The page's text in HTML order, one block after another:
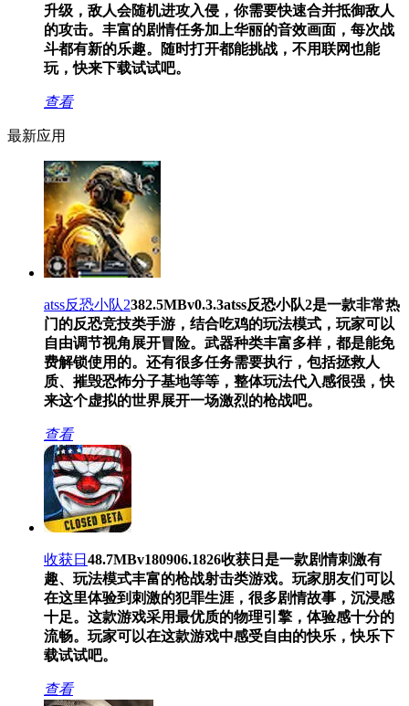
升级，敌人会随机进攻入侵，你需要快速合并抵御敌人
的攻击。丰富的剧情任务加上华丽的音效画面，每次战
斗都有新的乐趣。随时打开都能挑战，不用联网也能
玩，快来下载试试吧。
查看
最新应用
atss反恐小队2382.5MBv0.3.3atss反恐小队2是一款非常热
门的反恐竞技类手游，结合吃鸡的玩法模式，玩家可以
自由调节视角展开冒险。武器种类丰富多样，都是能免
费解锁使用的。还有很多任务需要执行，包括拯救人
质、摧毁恐怖分子基地等等，整体玩法代入感很强，快
来这个虚拟的世界展开一场激烈的枪战吧。
查看
收获日 48.7MBv180906.1826收获日是一款剧情刺激有
趣、玩法模式丰富的枪战射击类游戏。玩家朋友们可以
在这里体验到刺激的犯罪生涯，很多剧情故事，沉浸感
十足。这款游戏采用最优质的物理引擎，体验感十分的
流畅。玩家可以在这款游戏中感受自由的快乐，快乐下
载试试吧。
查看